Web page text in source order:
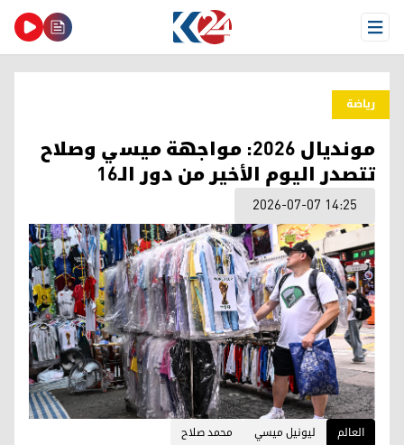
Open Menu
ریاضة
مونديال 2026: مواجهة ميسي وصلاح
تتصدر اليوم الأخير من دور الـ16
2026-07-07 14:25
العالم ليونيل ميسي محمد صلاح